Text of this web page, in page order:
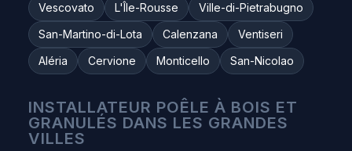
Vescovato
L'Île-Rousse
Ville-di-Pietrabugno
San-Martino-di-Lota
Calenzana
Ventiseri
Aléria
Cervione Monticello San-Nicolao
INSTALLATEUR POÊLE À BOIS ET
GRANULÉS DANS LES GRANDES
VILLES